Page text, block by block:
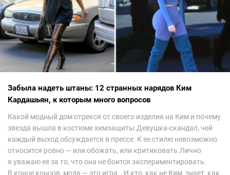
Забыла надеть штаны: 12 странных нарядов Ким
Кардашьян, к которым много вопросов
Какой модный дом отрекся от своего изделия на Ким и почему
звезда вышла в костюме химзащиты.Девушка-скандал, чей
каждый выход обсуждается в прессе. К ее стилю невозможно
относится ровно — или обожать, или критиковать.Лично
я уважаю ее за то, что она не боится экспериментировать.
В конце концов, мода — это игра… И кто, как не Ким, знает, как